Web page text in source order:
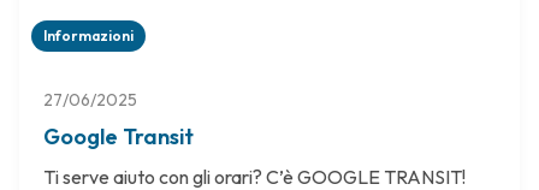
Informazioni
27/06/2025
Google Transit
Ti serve aiuto con gli orari? C’è GOOGLE TRANSIT!